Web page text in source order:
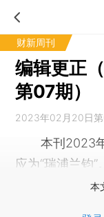
财新周刊
编辑更正
第07期）
2023年02月20日
本刊2023年
应为“瑞浦兰钧”
本